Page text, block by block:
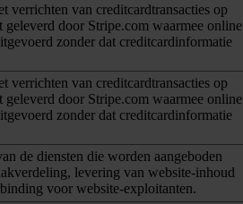
verrichten van creditcardtransacties op
door Stripe.com waarmee online
zonder dat creditcardinformatie
verrichten van creditcardtransacties op
door Stripe.com waarmee online
zonder dat creditcardinformatie
de diensten die worden aangeboden
levering van website-inhoud
voor website-exploitanten.